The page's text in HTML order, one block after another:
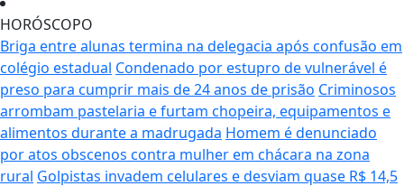
HORÓSCOPO
Briga entre alunas termina na delegacia após confusão em
colégio estadualCondenado por estupro de vulnerável é
preso para cumprir mais de 24 anos de prisãoCriminosos
arrombam pastelaria e furtam chopeira, equipamentos e
alimentos durante a madrugadaHomem é denunciado
por atos obscenos contra mulher em chácara na zona